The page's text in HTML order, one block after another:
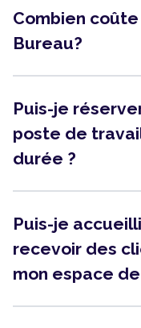
Combien
Bureau?
Puis-je
poste de
durée ?
Puis-je
recevoir des
mon espace